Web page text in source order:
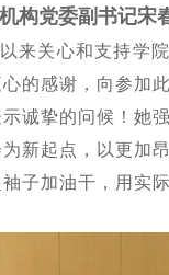
构党委副书记宋
来关心和支持学
的感谢，向参加
诚挚的问候！她
新起点，以更加
子加油干，用实